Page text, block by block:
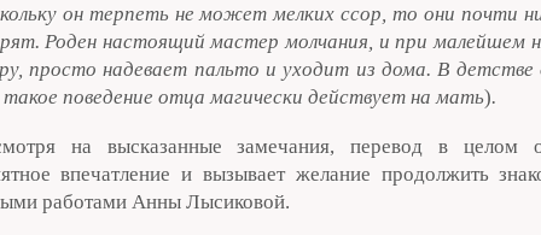
он терпеть не может мелких ссор, то они почти
Роден настоящий мастер молчания, и при малейшем
просто надевает пальто и уходит из дома. В детстве
такое поведение отца магически действует на мать).
на высказанные замечания, перевод в целом
впечатление и вызывает желание продолжить
работами Анны Лысиковой.